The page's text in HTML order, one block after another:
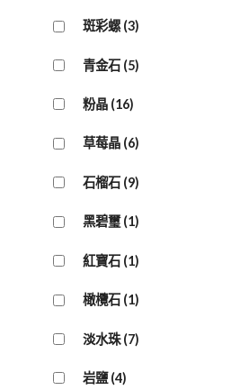
斑彩螺 (3)
青金石 (5)
粉晶 (16)
草莓晶 (6)
石榴石 (9)
黑碧璽 (1)
紅寶石 (1)
橄欖石 (1)
淡水珠 (7)
岩鹽 (4)